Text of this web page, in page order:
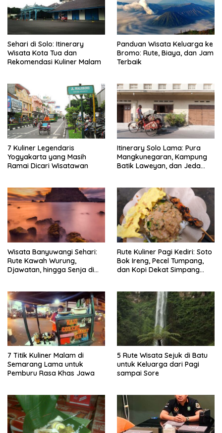
Sehari di Solo: Itinerary
Wisata Kota Tua dan
Rekomendasi Kuliner Malam
Panduan Wisata Keluarga ke
Bromo: Rute, Biaya, dan Jam
Terbaik
7 Kuliner Legendaris
Yogyakarta yang Masih
Ramai Dicari Wisatawan
Itinerary Solo Lama: Pura
Mangkunegaran, Kampung
Batik Laweyan, dan Jeda
Wisata Banyuwangi Sehari:
Rute Kawah Wurung,
Djawatan, hingga Senja di
Rute Kuliner Pagi Kediri: Soto
Bok Ireng, Pecel Tumpang,
dan Kopi Dekat Simpang
7 Titik Kuliner Malam di
Semarang Lama untuk
Pemburu Rasa Khas Jawa
5 Rute Wisata Sejuk di Batu
untuk Keluarga dari Pagi
sampai Sore